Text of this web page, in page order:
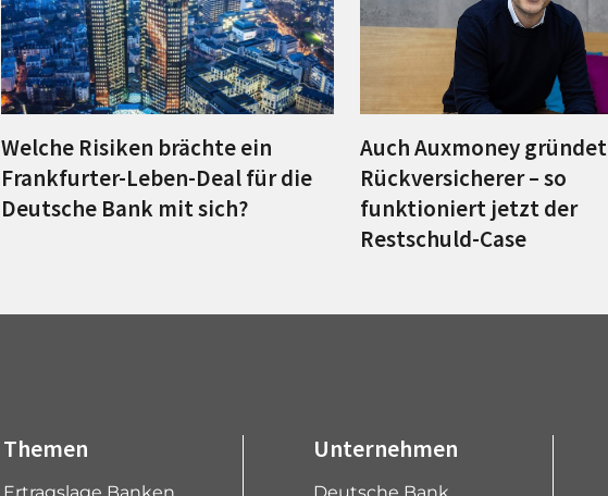
Welche Risiken brächte ein
Frankfurter-Leben-Deal für die
Deutsche Bank mit sich?
Auch Auxmoney gründet
Rückversicherer – so
funktioniert jetzt der
Restschuld-Case
Themen Unternehmen